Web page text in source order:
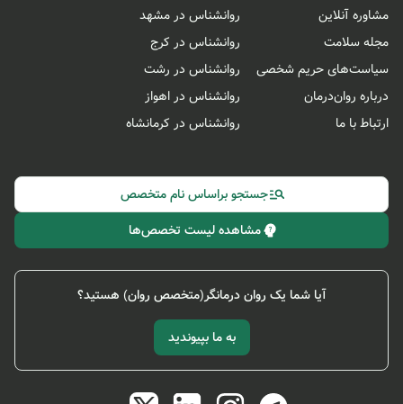
مشاوره آنلاین
مجله سلامت
سیاست‌های حریم شخصی
درباره روان‌درمان
ارتباط با ما
روانشناس در مشهد
روانشناس در کرج
روانشناس در رشت
روانشناس در اهواز
روانشناس در کرمانشاه
جستجو براساس نام متخصص
مشاهده لیست تخصص‌ها
آیا شما یک روان درمانگر(متخصص روان) هستید؟
به ما بپیوندید